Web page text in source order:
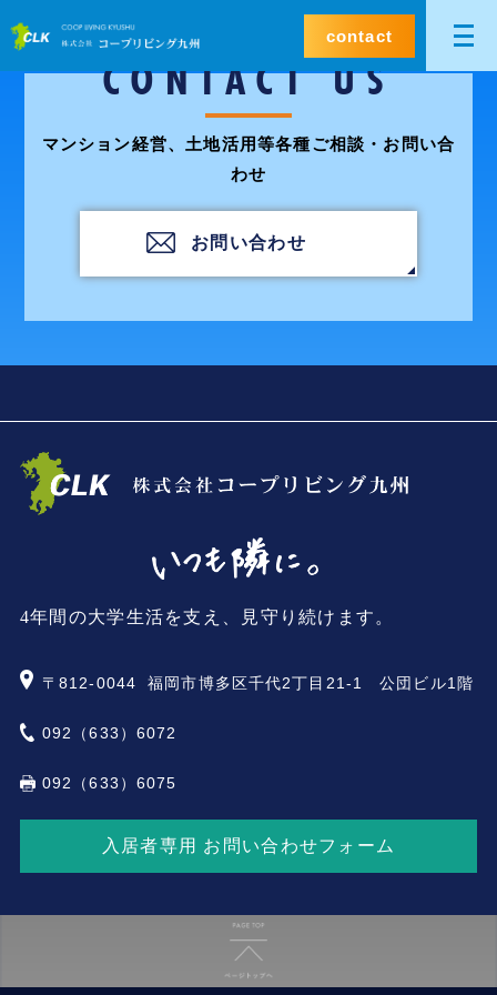
contact
CONTACT US
マンション経営、土地活用等各種ご相談・お問い合
わせ
お問い合わせ
4年間の大学生活を支え、見守り続けます。
〒812-0044 福岡市博多区千代2丁目21-1 公団ビル1階
092（633）6072
092（633）6075
入居者専用 お問い合わせフォーム